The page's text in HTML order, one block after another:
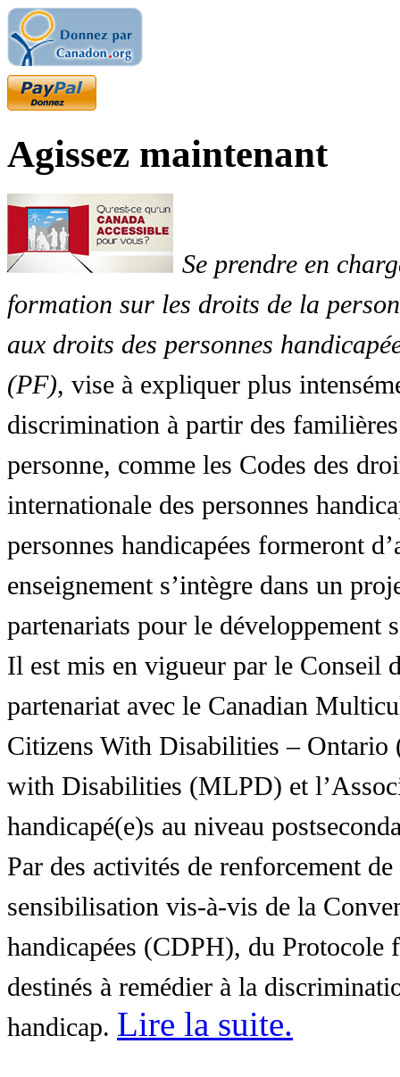
Agissez maintenant
Se prendre en
formation sur les droits de la
aux droits des personnes
(PF), vise à expliquer plus
discrimination à partir des
personne, comme les Codes des
internationale des personnes
personnes handicapées formeront
enseignement s’intègre dans un
partenariats pour le développement
Il est mis en vigueur par le Conseil
partenariat avec le Canadian
Citizens With Disabilities – Ontario
with Disabilities (MLPD) et
handicapé(e)s au niveau
Par des activités de renforcement
sensibilisation vis-à-vis de la
handicapées (CDPH), du Protocole
destinés à remédier à la
handicap. Lire la suite.